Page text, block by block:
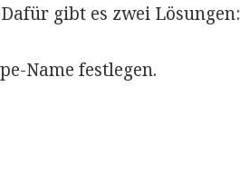
gibt es zwei Lösungen:
Name festlegen.